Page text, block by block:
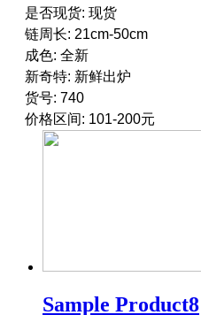
是否现货: 现货
链周长: 21cm-50cm
成色: 全新
新奇特: 新鲜出炉
货号: 740
价格区间: 101-200元
Sample Product8